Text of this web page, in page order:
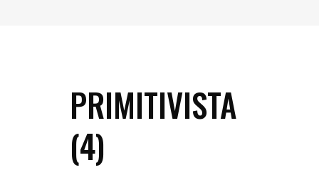
PRIMITIVISTA
(4)